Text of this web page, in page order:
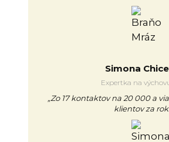
Simona
Expertka na
„Zo 17 kontaktov na 20 000 a
klientov za